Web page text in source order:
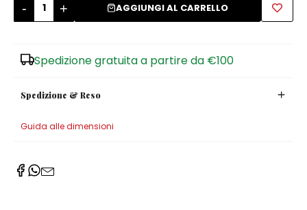
- + AGGIUNGI AL CARRELLO
Spedizione gratuita a partire da €100
Spedizione & Reso
Guida alle dimensioni
Zuccheriere